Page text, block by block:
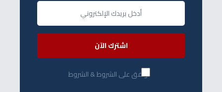
اشترك الآن
أوافق على الشروط & الشروط